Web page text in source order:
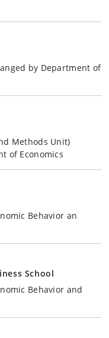
by Department of
Methods Unit)
of Economics
Behavior an
School
Behavior and